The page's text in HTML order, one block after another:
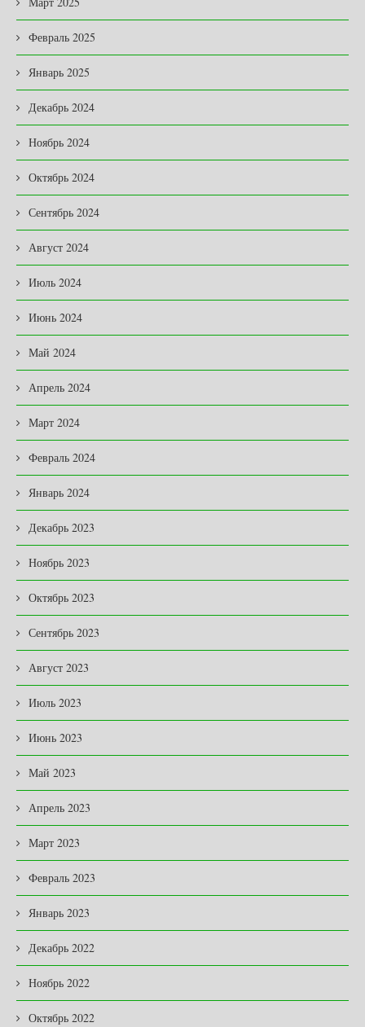
Февраль 2025
Январь 2025
Декабрь 2024
Ноябрь 2024
Октябрь 2024
Сентябрь 2024
Август 2024
Июль 2024
Июнь 2024
Май 2024
Апрель 2024
Март 2024
Февраль 2024
Январь 2024
Декабрь 2023
Ноябрь 2023
Октябрь 2023
Сентябрь 2023
Август 2023
Июль 2023
Июнь 2023
Май 2023
Апрель 2023
Март 2023
Февраль 2023
Январь 2023
Декабрь 2022
Ноябрь 2022
Октябрь 2022